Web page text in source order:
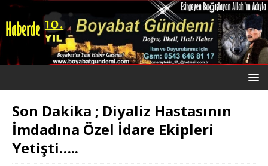
Son Dakika ; Diyaliz Hastasının
İmdadına Özel İdare Ekipleri
Yetişti…..